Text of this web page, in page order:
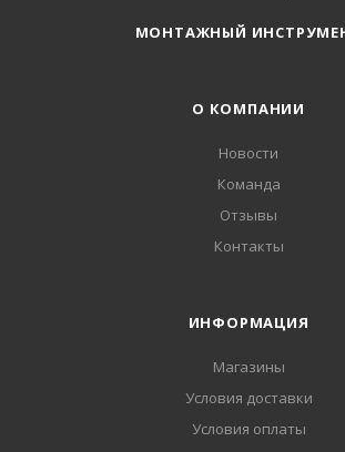
МОНТАЖНЫЙ
О КОМПАНИИ
Новости
Команда
Отзывы
Контакты
ИНФОРМАЦИЯ
Магазины
Условия доставки
Условия оплаты